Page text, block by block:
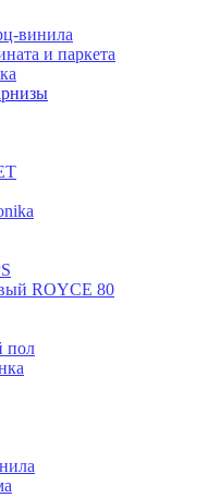
винила
и паркета
ROYCE 80
пол